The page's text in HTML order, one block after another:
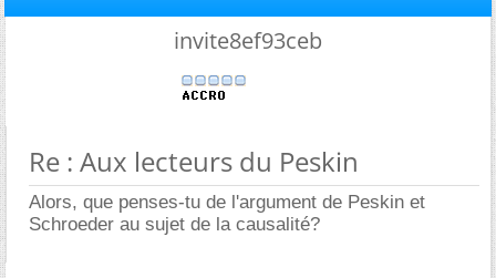
invite8ef93ceb
Re : Aux lecteurs du Peskin
Alors, que penses-tu de l'argument de Peskin et
Schroeder au sujet de la causalité?